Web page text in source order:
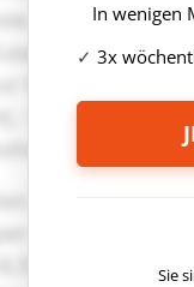
In wenigen
3x
Sie